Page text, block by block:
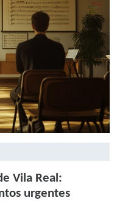
Vila Real:
urgentes